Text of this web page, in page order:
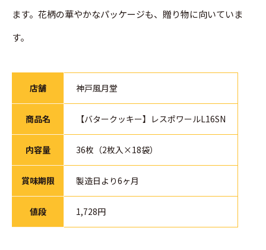
ます。花柄の華やかなパッケージも、贈り物に向いていま
す。
店舗 神戸風月堂
商品名 【バタークッキー】レスポワールL16SN
内容量 36枚（2枚入×18袋）
賞味期限 製造日より6ヶ月
値段 1,728円